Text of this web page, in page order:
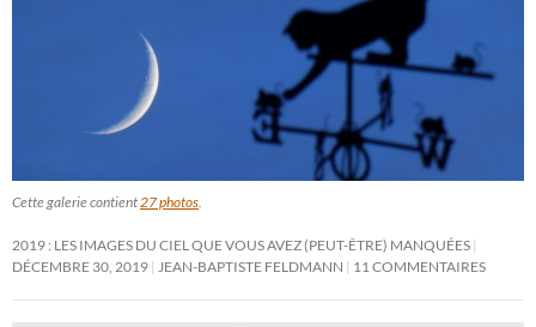
Cette galerie contient 27 photos
2019 : LES IMAGES DU CIEL QUE VOUS AVEZ (PEUT-ÊTRE) MANQUÉES
DÉCEMBRE 30, 2019
JEAN-BAPTISTE FELDMANN 11 COMMENTAIRES